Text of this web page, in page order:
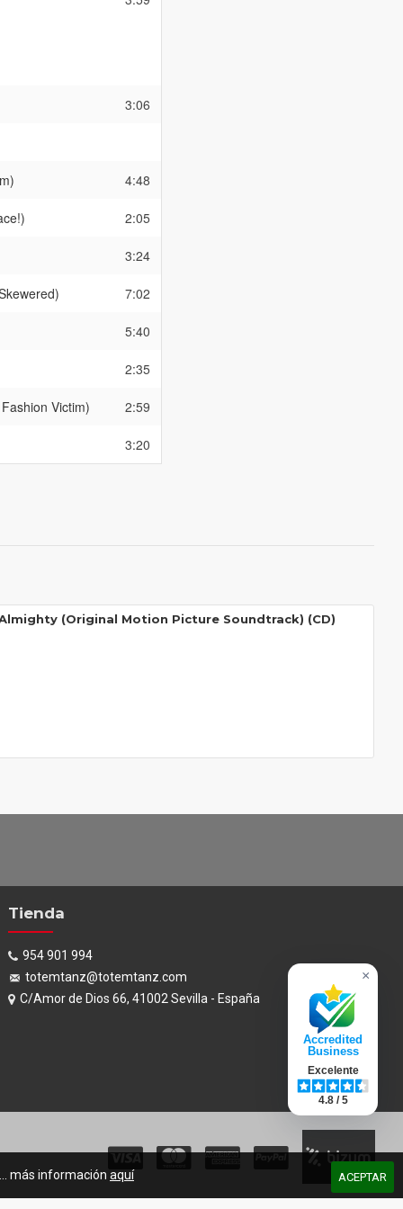
3:06
4:48
2:05
3:24
7:02
5:40
2:35
Victim) 2:59
3:20
(Original Motion Picture Soundtrack) (CD)
Tienda
954 901 994
totemtanz@totemtanz.com
C/Amor de Dios 66, 41002 Sevilla - España
ACEPTAR
más información aquí
×
Accredited
Business
Excelente
4.8 / 5